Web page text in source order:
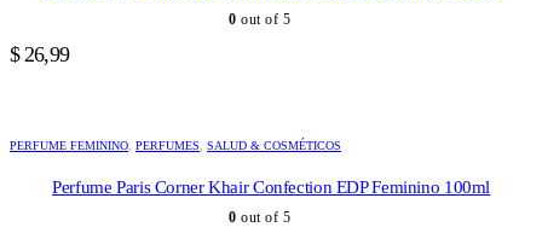
0 out of 5
$26,99
PERFUME FEMININO PERFUMES SALUD & COSMÉTICOS
Perfume Paris Corner Khair Confection EDP Feminino 100ml
0 out of 5